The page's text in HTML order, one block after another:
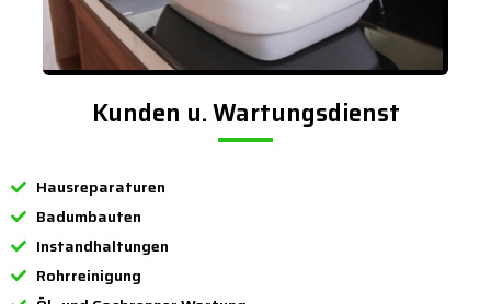
Kunden u. Wartungsdienst
Hausreparaturen
Badumbauten
Instandhaltungen
Rohrreinigung